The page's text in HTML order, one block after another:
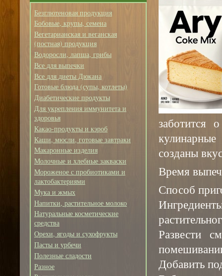
Безглютеновая продукция
Бобовые, крупы, семена
Вегетарианская и веганская
(постная) продукция
Водоросли, лапша, грибы
Все для выпечки
Все для диеты Дюкана
Готовые блюда (супы, котлеты)
Диабетические продукты
Для укрепления иммунитета и
здоровья
Какао-продукты и кэроб
Каши, мюсли, готовые завтраки
Макаронные изделия
Молочные и хлебные закваски
Мороженое с пробиотиками и
лактобактериями
Мука и жмых
Напитки, растительное молоко
Натуральные косметические
средства
Орехи, ягоды и сухофрукты
Пасты и урбечи
Полезные сладости
Разное
заботится
созданы
Время
Способ
Развести
Добавить